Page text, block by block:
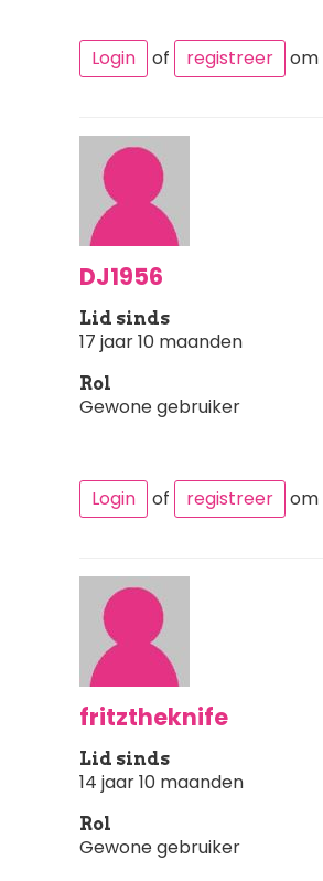
Login of registreer om
DJ1956
Lid sinds
17 jaar 10 maanden
Rol
Gewone gebruiker
Login
of registreer om
fritztheknife
Lid sinds
14 jaar 10 maanden
Rol
Gewone gebruiker